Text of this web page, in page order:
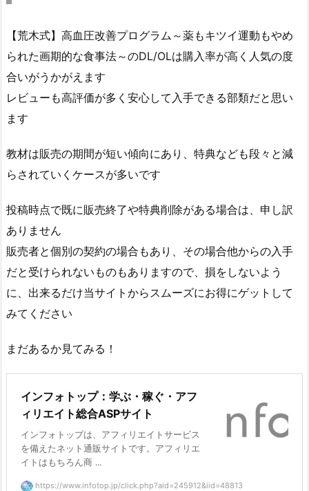
【荒木式】高血圧改善プログラム～薬もキツイ運動もやめ
られた画期的な食事法～のDL/OLは購入率が高く人気の度
合いがうかがえます
レビューも高評価が多く安心して入手できる部類だと思い
ます
教材は販売の期間が短い傾向にあり、特典なども段々と減
らされていくケースが多いです
投稿時点で既に販売終了や特典削除がある場合は、申し訳
ありません
販売者と個別の契約の場合もあり、その場合他からの入手
だと受けられないものもありますので、損をしないよう
に、出来るだけ当サイトからスムーズにお得にゲットして
みてください
まだあるか見てみる！
インフォトップ：学ぶ・稼ぐ・アフ
ィリエイト総合ASPサイト
インフォトップは、アフィリエイトサービス
を備えたネット通販サイトです。アフィリエ
イトはもちろん商 ...
https://www.infotop.jp/click.php?aid=245912&iid=48813